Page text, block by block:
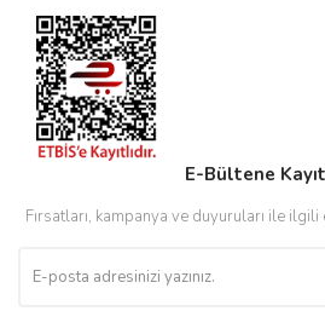
E-Bültene
Fırsatları, kampanya ve duyuruları ile